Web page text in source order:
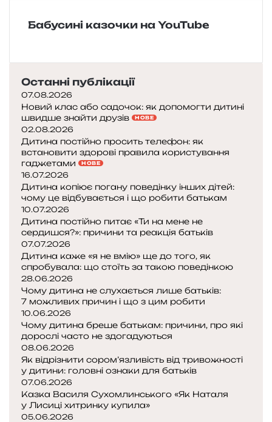
п
а
є
х
о
д
и
т
и
я
к
д
о
п
о
м
о
г
т
и
п
е
р
и
м
Бабусині казочки на YouTube
Останні публікації
07.08.2026
Новий клас або садочок: як допомогти дитині
швидше знайти друзів
НОВЕ
02.08.2026
Дитина постійно просить телефон: як
встановити здорові правила користування
гаджетами
НОВЕ
16.07.2026
Дитина копіює погану поведінку інших дітей:
чому це відбувається і що робити батькам
10.07.2026
Дитина постійно питає «Ти на мене не
сердишся?»: причини та реакція батьків
07.07.2026
Дитина каже «я не вмію» ще до того, як
спробувала: що стоїть за такою поведінкою
28.06.2026
Чому дитина не слухається лише батьків:
7 можливих причин і що з цим робити
10.06.2026
Чому дитина бреше батькам: причини, про які
дорослі часто не здогадуються
08.06.2026
Як відрізнити сором’язливість від тривожності
у дитини: головні ознаки для батьків
07.06.2026
Казка Василя Сухомлинського «Як Наталя
у Лисиці хитринку купила»
05.06.2026